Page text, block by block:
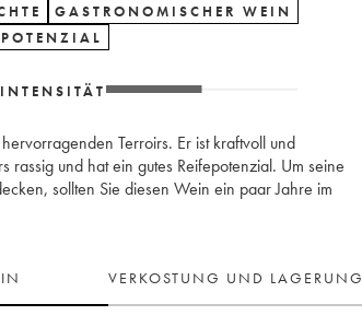
GASTRONOMISCHER WEIN
INTENSITÄT
Terroirs. Er ist kraftvoll und
rassig und hat ein gutes Reifepotenzial. Um seine
sollten Sie diesen Wein ein paar Jahre im
VERKOSTUNG UND LAGERUNG